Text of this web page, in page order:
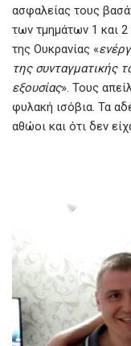
ασφαλείας τους
των τμημάτων 1 και
της Ουκρανίας «
της συνταγματικής
εξουσίας». Τους
φυλακή ισόβια. Τα
αθώοι και ότι δεν